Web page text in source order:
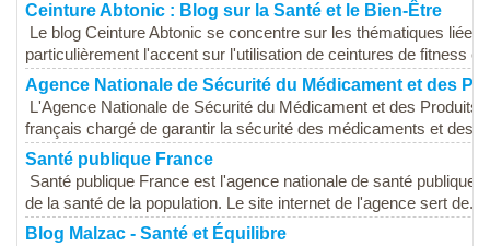
Ceinture Abtonic : Blog sur la Santé et le Bien-Être
Le blog Ceinture Abtonic se concentre sur les thématiques liées
particulièrement l'accent sur l'utilisation de ceintures de fitness et
Agence Nationale de Sécurité du Médicament et des
L'Agence Nationale de Sécurité du Médicament et des
français chargé de garantir la sécurité des médicaments et des
Santé publique France
Santé publique France est l'agence nationale de santé publique
de la santé de la population. Le site internet de l'agence sert de...
Blog Malzac - Santé et Équilibre